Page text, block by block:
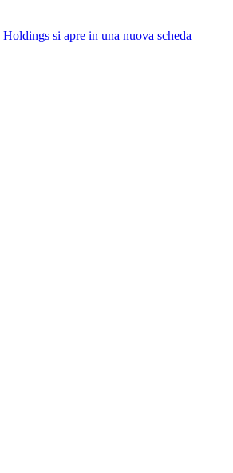
Holdings si apre in una nuova scheda